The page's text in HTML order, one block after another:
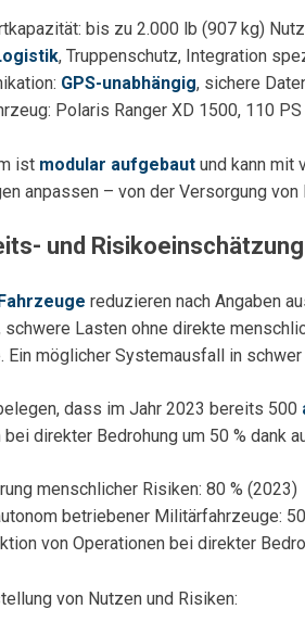
bis zu 2.000 lb (907 kg)
, Truppenschutz, Integration
GPS-unabhängig, sichere
Polaris Ranger XD 1500, 110
ist modular aufgebaut und kann mit
anpassen – von der Versorgung
und Risikoeinschätzung
reduzieren nach Angaben
schwere Lasten ohne direkte
Ein möglicher Systemausfall in
dass im Jahr 2023 bereits 500
bei direkter Bedrohung um 50 % dank
menschlicher Risiken: 80 % (2023)
betriebener Militärfahrzeuge:
von Operationen bei direkter
von Nutzen und Risiken: